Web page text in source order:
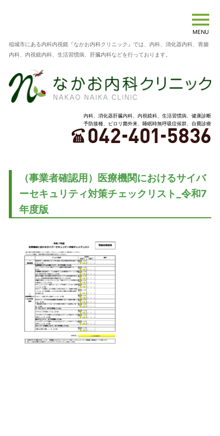
MENU
稲城市にある内科内視鏡『なかお内科クリニック』では、内科、消化器内科、胃腸
内科、内視鏡内科、生活習慣病、肝臓内科などを行っております。
内科、消化器肝臓内科、内視鏡科、生活習慣病、健康診断
予防接種、ピロリ菌外来、睡眠時無呼吸症候群、自費診療
（事業者確認用）医療機関におけるサイバ
ーセキュリティ対策チェックリスト_令和7
年度版